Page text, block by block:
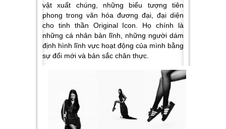
vật xuất chúng, những biểu tượng tiên
phong trong văn hóa đương đại, đại diện
cho tinh thần Original Icon. Họ chính là
những cá nhân bản lĩnh, những người dám
định hình lĩnh vực hoạt động của mình bằng
sự đổi mới và bản sắc chân thực.